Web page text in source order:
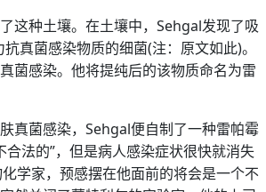
这种土壤。在土壤中，Sehgal发现了吸
菌感染物质的细菌(注：原文如此)。
菌感染。他将提纯后的该物质命名为雷
真菌感染，Sehgal便自制了一种雷帕霉
法的”，但是病人感染症状很快就消失
学家，预感摆在他面前的将会是一个不